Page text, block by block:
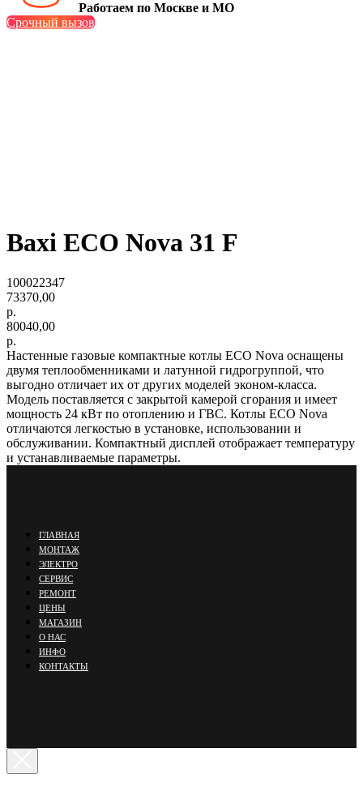
Работаем по Москве и МО
Срочный вызов
Baxi ECO Nova 31 F
100022347
73370,00
р.
80040,00
р.
Настенные газовые компактные котлы ECO Nova оснащены
двумя теплообменниками и латунной гидрогруппой, что
выгодно отличает их от других моделей эконом-класса.
Модель поставляется с закрытой камерой сгорания и имеет
мощность 24 кВт по отоплению и ГВС. Котлы ECO Nova
отличаются легкостью в установке, использовании и
обслуживании. Компактный дисплей отображает температуру
и устанавливаемые параметры.
ГЛАВНАЯ
МОНТАЖ
ЭЛЕКТРО
СЕРВИС
РЕМОНТ
ЦЕНЫ
МАГАЗИН
О НАС
ИНФО
КОНТАКТЫ